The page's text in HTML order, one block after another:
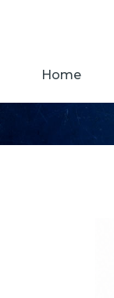
Home